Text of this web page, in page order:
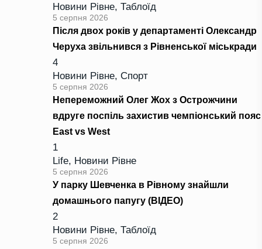
Новини Рівне, Таблоїд
5 серпня 2026
Після двох років у департаменті Олександр
Черуха звільнився з Рівненської міськради
4
Новини Рівне, Спорт
5 серпня 2026
Непереможний Олег Жох з Острожчини
вдруге поспіль захистив чемпіонський пояс
East vs West
1
Life, Новини Рівне
5 серпня 2026
У парку Шевченка в Рівному знайшли
домашнього папугу (ВІДЕО)
2
Новини Рівне, Таблоїд
5 серпня 2026